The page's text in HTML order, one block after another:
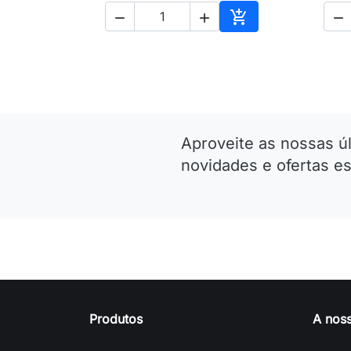
  
Adicionar ao

Aproveite as nossas
novidades e ofertas
Produtos A